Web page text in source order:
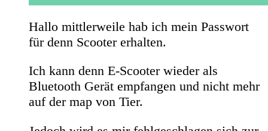
Hallo mittlerweile hab ich mein Passwort
für denn Scooter erhalten.
Ich kann denn E-Scooter wieder als
Bluetooth Gerät empfangen und nicht mehr
auf der map von Tier.